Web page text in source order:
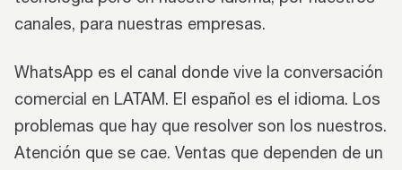
canales, para nuestras empresas.
WhatsApp es el canal donde vive la conversación
comercial en LATAM. El español es el idioma. Los
problemas que hay que resolver son los nuestros.
Atención que se cae. Ventas que dependen de un